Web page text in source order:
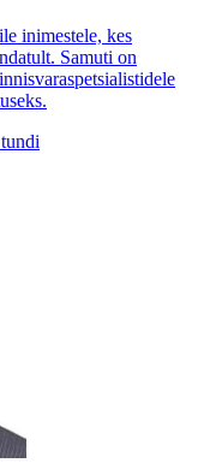
inimestele, kes
Samuti on